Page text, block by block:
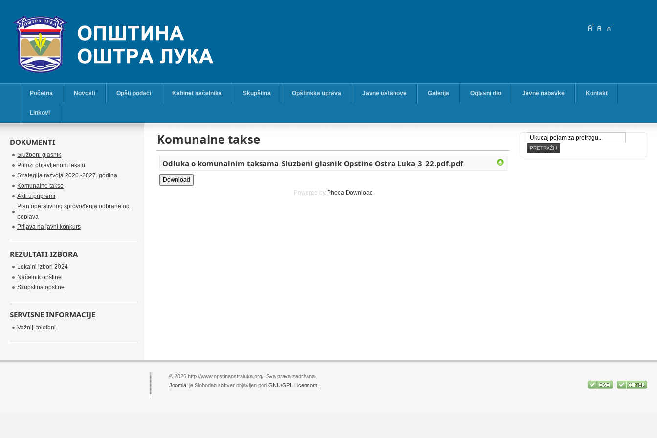
Početna Novosti Opšti podaci Kabinet načelnika Skupština Opštinska uprava Javne ustanove Galerija Oglasni dio Javne nabavke Kontakt
Linkovi
Komunalne takse
Odluka o komunalnim taksama_Sluzbeni glasnik Opstine Ostra Luka_3_22.pdf.pdf
Powered by Phoca Download
DOKUMENTI
Službeni glasnik
Prilozi objavljenom tekstu
Strategija razvoja 2020.-2027. godina
Komunalne takse
Akti u pripremi
Plan operativnog sprovođenja odbrane od
poplava
Prijava na javni konkurs
REZULTATI IZBORA
Lokalni izbori 2024
Načelnik opštine
Skupština opštine
SERVISNE INFORMACIJE
Važniji telefoni
© 2026 http://www.opstinaostraluka.org/. Sva prava zadržana.
Joomla! je Slobodan softver objavljen podGNU/GPL Licencom.